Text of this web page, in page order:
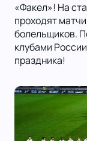
«Факел»! На
проходят
болельщиков.
клубами
праздника!